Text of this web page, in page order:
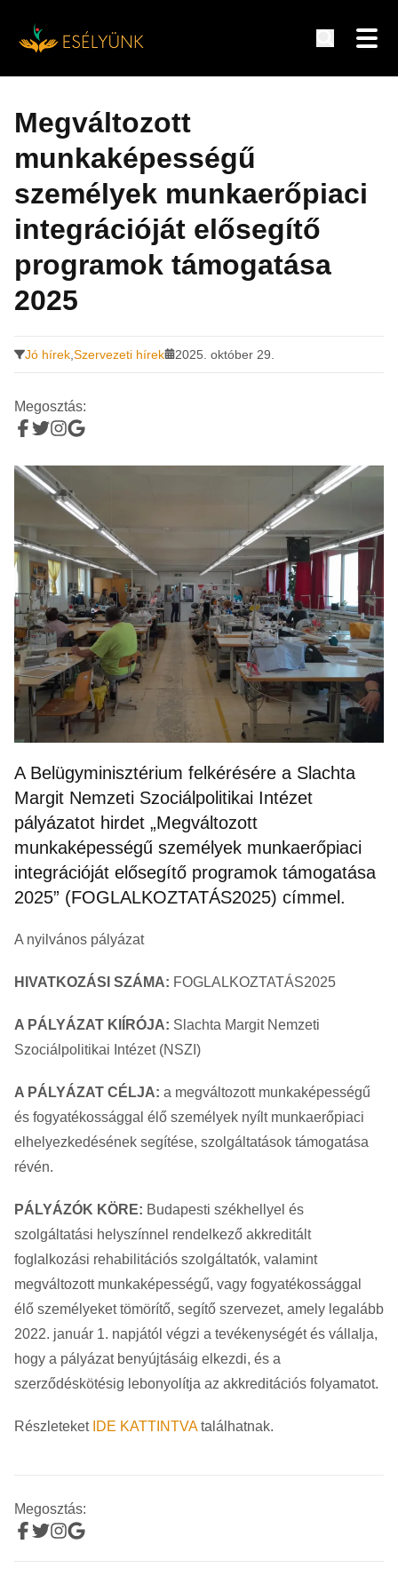
tartalomra
Megváltozott
munkaképességű
személyek munkaerőpiaci
integrációját elősegítő
programok támogatása
2025
Jó hírek Szervezeti hírek 2025. október 29.
Megosztás:
A Belügyminisztérium felkérésére a Slachta
Margit Nemzeti Szociálpolitikai Intézet
pályázatot hirdet „Megváltozott
munkaképességű személyek munkaerőpiaci
integrációját elősegítő programok támogatása
2025” (FOGLALKOZTATÁS2025) címmel.
A nyilvános pályázat
HIVATKOZÁSI SZÁMA: FOGLALKOZTATÁS2025
A PÁLYÁZAT KIÍRÓJA: Slachta Margit Nemzeti
Szociálpolitikai Intézet (NSZI)
A PÁLYÁZAT CÉLJA: a megváltozott munkaképességű
és fogyatékossággal élő személyek nyílt munkaerőpiaci
elhelyezkedésének segítése, szolgáltatások támogatása
révén.
PÁLYÁZÓK KÖRE: Budapesti székhellyel és
szolgáltatási helyszínnel rendelkező akkreditált
foglalkozási rehabilitációs szolgáltatók, valamint
megváltozott munkaképességű, vagy fogyatékossággal
élő személyeket tömörítő, segítő szervezet, amely legalább
2022. január 1. napjától végzi a tevékenységét és vállalja,
hogy a pályázat benyújtásáig elkezdi, és a
szerződéskötésig lebonyolítja az akkreditációs folyamatot.
Részleteket IDE KATTINTVAtalálhatnak.
Megosztás: